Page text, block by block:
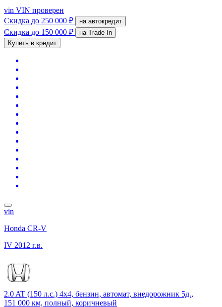
vin VIN проверен
Скидка до 250 000 ₽ на автокредит
Скидка до 150 000 ₽
на Trade-In
Купить в кредит
vin
Honda CR-V
IV 2012 г.в.
2.0 AT (150 л.с.) 4x4, бензин, автомат, внедорожник 5д.,
151 000 км, полный, коричневый